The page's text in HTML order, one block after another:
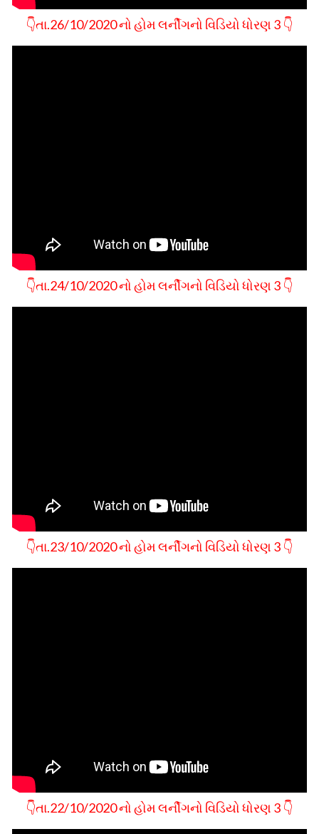
👇તા.26/10/2020 નો હોમ લર્નીગનો વિડિયો ધોરણ 3 👇
👇તા.24/10/2020 નો હોમ લર્નીગનો વિડિયો ધોરણ 3 👇
👇તા.23/10/2020 નો હોમ લર્નીગનો વિડિયો ધોરણ 3 👇
👇તા.22/10/2020 નો હોમ લર્નીગનો વિડિયો ધોરણ 3 👇